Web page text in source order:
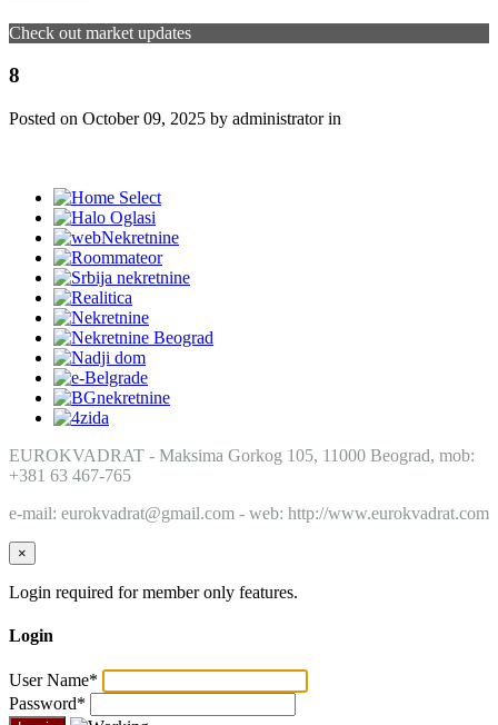
Check out market updates
8
Posted on October 09, 2025 by administrator in
EUROKVADRAT - Maksima Gorkog 105, 11000 Beograd, mob:
+381 63 467-765
e-mail: eurokvadrat@gmail.com - web: http://www.eurokvadrat.com
×
Login required for member only features.
Login
User Name*
Password*